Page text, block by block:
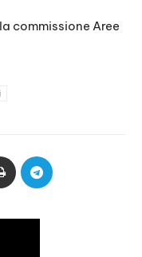
commissione Aree